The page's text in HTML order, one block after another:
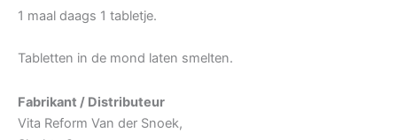
1 maal daags 1 tabletje.
Tabletten in de mond laten smelten.
Fabrikant / Distributeur
Vita Reform Van der Snoek,